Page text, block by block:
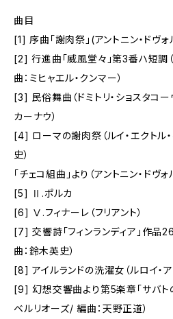
曲目
[1] 序曲｢謝肉祭｣(アントニン・ドヴォ
[2] 行進曲「威風堂々」第3番ハ短調
曲：ミヒャエル・クンマー）
[3] 民俗舞曲（ドミトリ・ショスタコー
カーナウ）
[4] ローマの謝肉祭（ルイ・エクトル
史）
「チェコ組曲」より（アントニン・ドヴ
[5] Ⅱ.ポルカ
[6] Ⅴ.フィナーレ（フリアント）
[7] 交響詩「フィンランディア」作品
曲：鈴木英史）
[8] アイルランドの洗濯女（ルロイ・ア
[9] 幻想交響曲より第5楽章「サバトの
ベルリオーズ/ 編曲：天野正道）